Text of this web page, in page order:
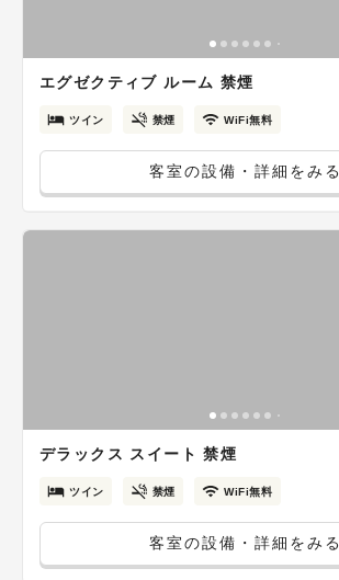
エグゼクティブ ルーム 禁煙
ツイン 禁煙 WiFi無料
客室の設備・詳細をみる
デラックス スイート 禁煙
ツイン 禁煙 WiFi無料
客室の設備・詳細をみる